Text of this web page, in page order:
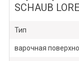
SCHAUB
Тип
варочная